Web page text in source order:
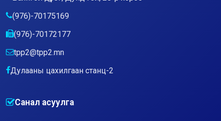
(976)-70175169
(976)-70172177
tpp2@tpp2.mn
Дулааны цахилгаан станц-2
Санал асуулга